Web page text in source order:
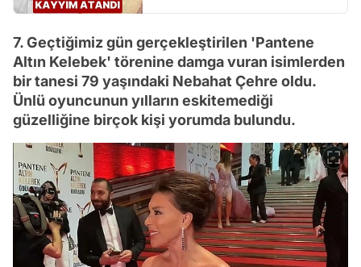
7. Geçtiğimiz gün gerçekleştirilen 'Pantene
Altın Kelebek' törenine damga vuran isimlerden
bir tanesi 79 yaşındaki Nebahat Çehre oldu.
Ünlü oyuncunun yılların eskitemediği
güzelliğine birçok kişi yorumda bulundu.